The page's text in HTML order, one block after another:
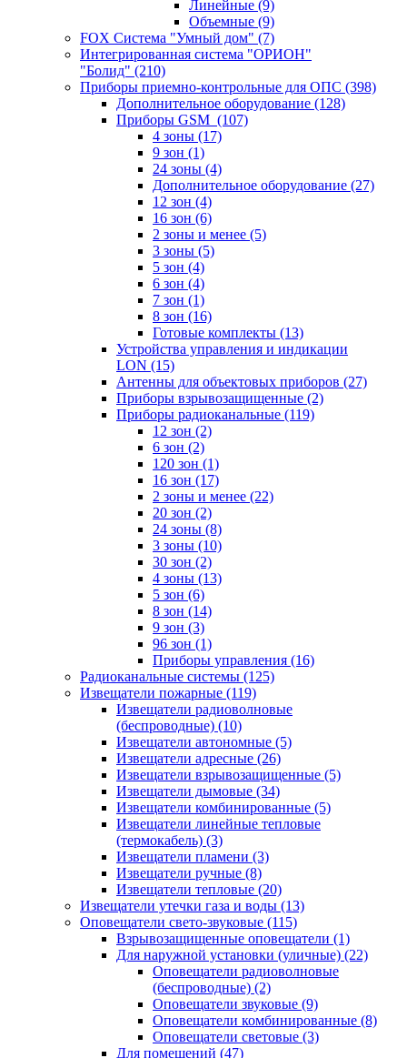
Линейные (9)
Объемные (9)
FOX Система "Умный дом" (7)
Интегрированная система "ОРИОН"
"Болид" (210)
Приборы приемно-контрольные для ОПС (398)
Дополнительное оборудование (128)
Приборы GSM (107)
4 зоны (17)
9 зон (1)
24 зоны (4)
Дополнительное оборудование (27)
12 зон (4)
16 зон (6)
2 зоны и менее (5)
3 зоны (5)
5 зон (4)
6 зон (4)
7 зон (1)
8 зон (16)
Готовые комплекты (13)
Устройства управления и индикации
LON (15)
Антенны для объектовых приборов (27)
Приборы взрывозащищенные (2)
Приборы радиоканальные (119)
12 зон (2)
6 зон (2)
120 зон (1)
16 зон (17)
2 зоны и менее (22)
20 зон (2)
24 зоны (8)
3 зоны (10)
30 зон (2)
4 зоны (13)
5 зон (6)
8 зон (14)
9 зон (3)
96 зон (1)
Приборы управления (16)
Радиоканальные системы (125)
Извещатели пожарные (119)
Извещатели радиоволновые
(беспроводные) (10)
Извещатели автономные (5)
Извещатели адресные (26)
Извещатели взрывозащищенные (5)
Извещатели дымовые (34)
Извещатели комбинированные (5)
Извещатели линейные тепловые
(термокабель) (3)
Извещатели пламени (3)
Извещатели ручные (8)
Извещатели тепловые (20)
Извещатели утечки газа и воды (13)
Оповещатели свето-звуковые (115)
Взрывозащищенные оповещатели (1)
Для наружной установки (уличные) (22)
Оповещатели радиоволновые
(беспроводные) (2)
Оповещатели звуковые (9)
Оповещатели комбинированные (8)
Оповещатели световые (3)
Для помещений (47)